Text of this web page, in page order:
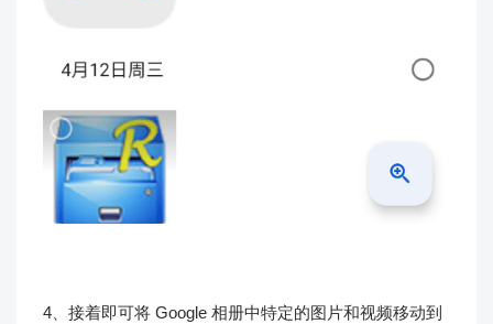
4、接着即可将 Google 相册中特定的图片和视频移动到